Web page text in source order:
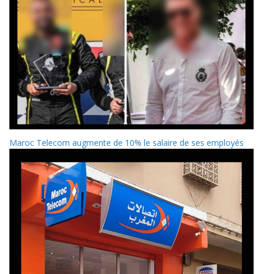
Maroc Telecom augmente de 10% le salaire de ses employés